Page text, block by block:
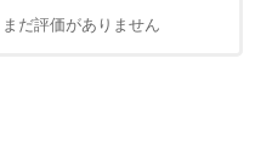
まだ評価がありません